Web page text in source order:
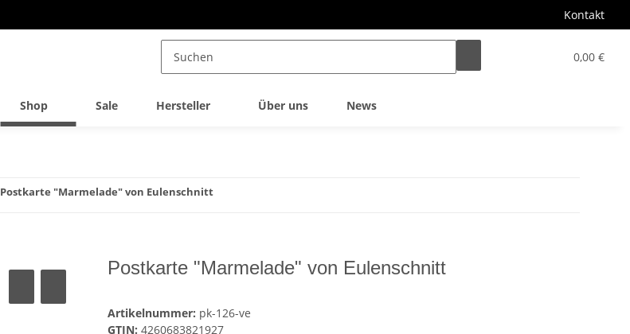
Kontakt
0,00 €
Shop Sale Hersteller Über uns News
Postkarte "Marmelade" von Eulenschnitt
Postkarte "Marmelade" von Eulenschnitt
Artikelnummer: pk-126-ve
GTIN: 4260683821927